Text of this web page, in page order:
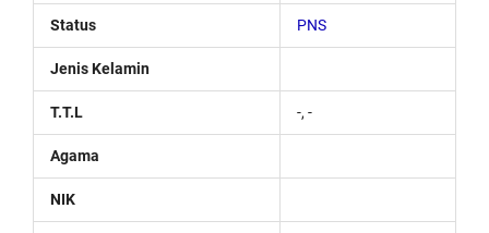
Status PNS
Jenis Kelamin
T.T.L -, -
Agama
NIK